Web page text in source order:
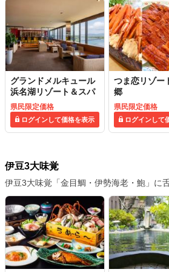
グランドメルキュール
浜名湖リゾート＆スパ
県民限定価格
ログインして価格を表示
つま恋リゾ
郷
県民限定価格
ログインして
伊豆3大味覚
伊豆3大味覚「金目鯛・伊勢海老・鮑」に